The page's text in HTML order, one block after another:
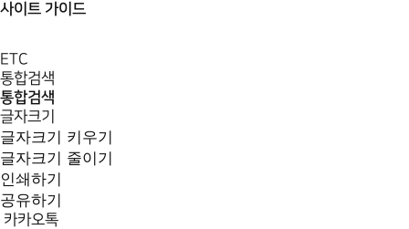
사이트 가이드
ETC
통합검색
통합검색
글자크기
글자크기 키우기
글자크기 줄이기
인쇄하기
공유하기
카카오톡